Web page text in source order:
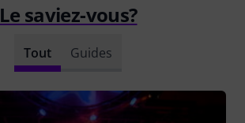
Le saviez-vous?
Tout Guides